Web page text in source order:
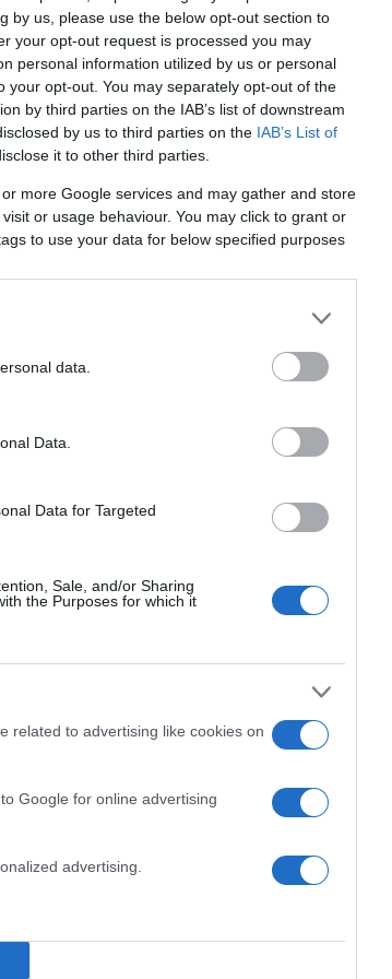
by us, please use the below opt-out section to
your opt-out request is processed you may
personal information utilized by us or personal
your opt-out. You may separately opt-out of the
by third parties on the IAB’s list of downstream
by us to third parties on the IAB’s List of
it to other third parties.
more Google services and may gather and store
or usage behaviour. You may click to grant or
to use your data for below specified purposes
data.
Data.
Data for Targeted
Sale, and/or Sharing
the Purposes for which it
related to advertising like cookies on
Google for online advertising
advertising.
Αύγουστος με στιλ: Η capsule
γκαρνταρόμπα που θα σε βγάλει
ασπροπρόσωπη – 4 last minute αγορές με
την υπογραφή της DOCA
της Εθνικής αποκλειστικά στο TLIFE – «Το
σώμα μου δεν είναι εικόνα, είναι αυτό που